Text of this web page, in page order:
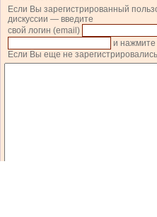
Если Вы зарегистрированный
дискуссии — введите
свой логин (email)
и нажмите
Если Вы еще не